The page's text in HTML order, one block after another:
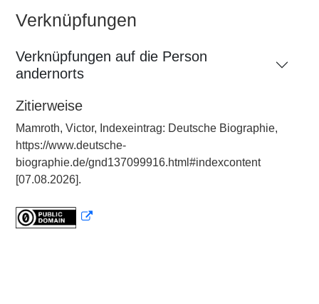
Verknüpfungen
Verknüpfungen auf die Person
andernorts
Zitierweise
Mamroth, Victor, Indexeintrag: Deutsche Biographie,
https://www.deutsche-
biographie.de/gnd137099916.html#indexcontent
[07.08.2026].